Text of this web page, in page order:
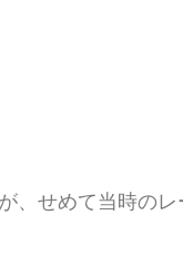
、せめて当時の